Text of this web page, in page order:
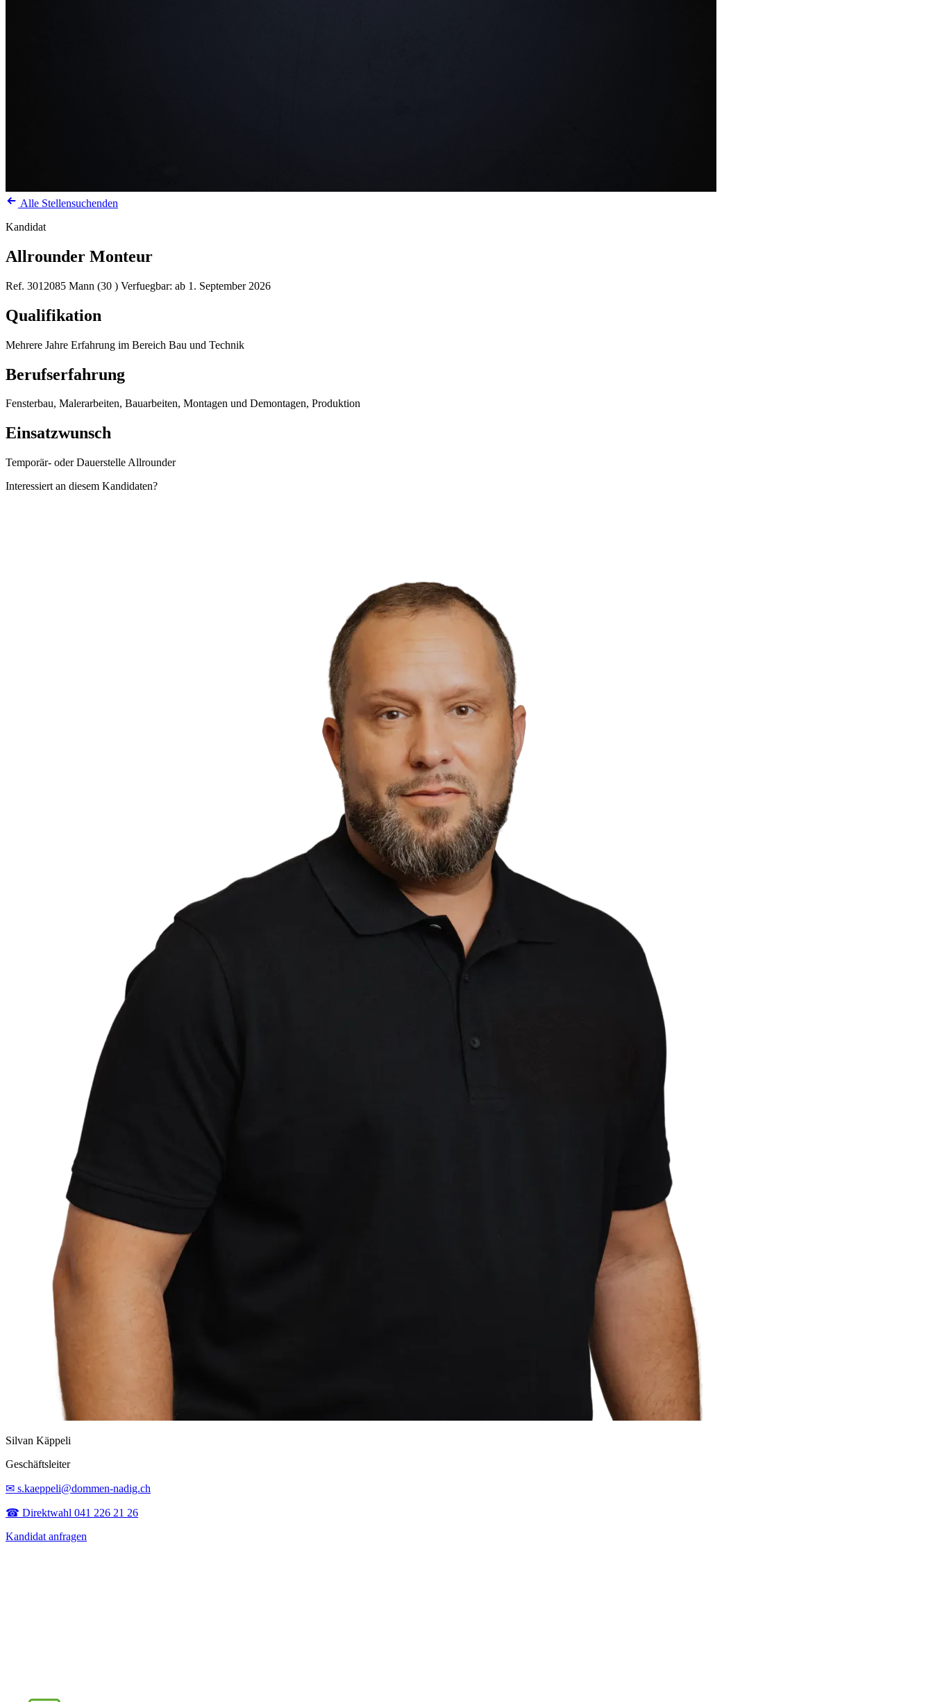
Alle Stellensuchenden
Kandidat
Allrounder Monteur
Ref. 3012085 Mann (30 ) Verfuegbar: ab 1. September 2026
Qualifikation
Mehrere Jahre Erfahrung im Bereich Bau und Technik
Berufserfahrung
Fensterbau, Malerarbeiten, Bauarbeiten, Montagen und Demontagen, Produktion
Einsatzwunsch
Temporär- oder Dauerstelle Allrounder
Interessiert an diesem Kandidaten?
Silvan Käppeli
Geschäftsleiter
✉ s.kaeppeli@dommen-nadig.ch
☎ Direktwahl 041 226 21 26
Kandidat anfragen